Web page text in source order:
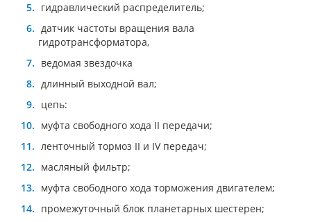
гидравлический распределитель;
датчик частоты вращения вала
гидротрансформатора,
ведомая звездочка
длинный выходной вал;
цепь:
муфта свободного хода II передачи;
ленточный тормоз II и IV передач;
масляный фильтр;
муфта свободного хода торможения двигателем;
промежуточный блок планетарных шестерен;